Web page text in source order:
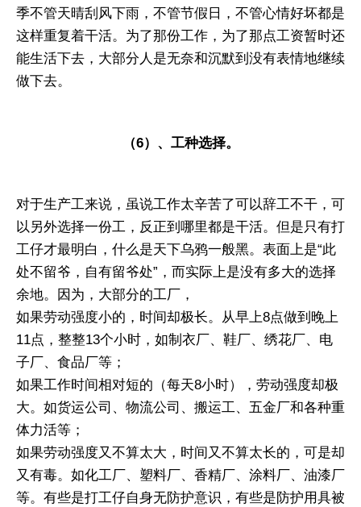
季不管天晴刮风下雨，不管节假日，不管心情好坏都是
这样重复着干活。为了那份工作，为了那点工资暂时还
能生活下去，大部分人是无奈和沉默到没有表情地继续
做下去。
（6）、工种选择。
对于生产工来说，虽说工作太辛苦了可以辞工不干，可
以另外选择一份工，反正到哪里都是干活。但是只有打
工仔才最明白，什么是天下乌鸦一般黑。表面上是“此
处不留爷，自有留爷处”，而实际上是没有多大的选择
余地。因为，大部分的工厂，
如果劳动强度小的，时间却极长。从早上8点做到晚上
11点，整整13个小时，如制衣厂、鞋厂、绣花厂、电
子厂、食品厂等；
如果工作时间相对短的（每天8小时），劳动强度却极
大。如货运公司、物流公司、搬运工、五金厂和各种重
体力活等；
如果劳动强度又不算太大，时间又不算太长的，可是却
又有毒。如化工厂、塑料厂、香精厂、涂料厂、油漆厂
等。有些是打工仔自身无防护意识，有些是防护用具被